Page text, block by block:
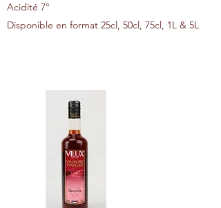
Acidité 7°
Disponible en format 25cl, 50cl, 75cl, 1L & 5L